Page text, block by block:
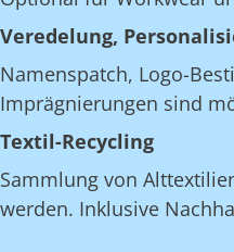
Veredelung,
Namenspatch, Logo-
Imprägnierungen sind
Textil-Recycling
Sammlung von
werden. Inklusive